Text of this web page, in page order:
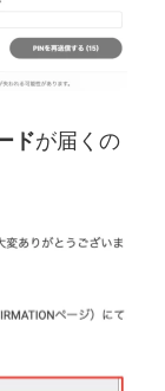
ドが届くの